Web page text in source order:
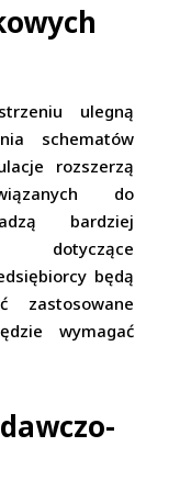
ulegną
schematów
rozszerzą
do
bardziej
dotyczące
będą
zastosowane
wymagać